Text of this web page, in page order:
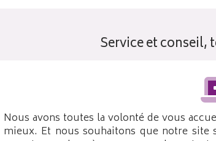
Service et conseil,
Nous avons toutes la volonté de vous
mieux. Et nous souhaitons que notre